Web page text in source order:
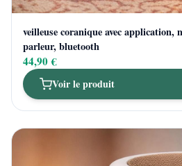
veilleuse coranique avec application,
parleur, bluetooth
44,90 €
Voir le produit